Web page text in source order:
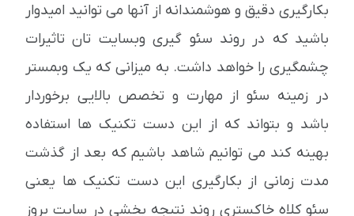
بکارگیری دقیق و هوشمندانه از آنها می توانید امیدوار
باشید که در روند سئو گیری وبسایت تان تاثیرات
چشمگیری را خواهد داشت. به میزانی که یک وبمستر
در زمینه سئو از مهارت و تخصص بالایی برخوردار
باشد و بتواند که از این دست تکنیک ها استفاده
بهینه کند می توانیم شاهد باشیم که بعد از گذشت
مدت زمانی از بکارگیری این دست تکنیک ها یعنی
سئو کلاه خاکستری روند نتیجه بخشی در سایت بروز